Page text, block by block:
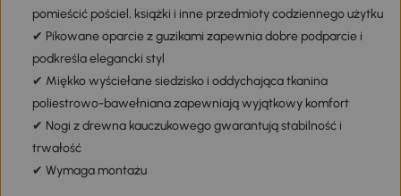
pomieścić pościel, książki i inne przedmioty codziennego użytku
✔ Pikowane oparcie z guzikami zapewnia dobre podparcie i
podkreśla elegancki styl
✔ Miękko wyściełane siedzisko i oddychająca tkanina
poliestrowo-bawełniana zapewniają wyjątkowy komfort
✔ Nogi z drewna kauczukowego gwarantują stabilność i
trwałość
✔ Wymaga montażu